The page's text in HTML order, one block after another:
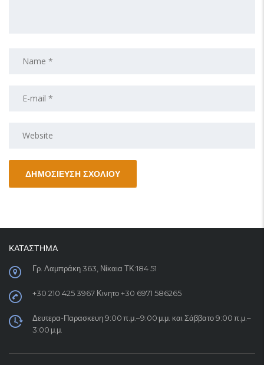
ΚΑΤΑΣΤΗΜΑ
Γρ. Λαμπράκη 363, Νίκαια ΤΚ:184 51
+30 210 425 3967 Κινητο +30 6971 586265
Δευτερα-Παρασκευη 9:00 π.μ.–9:00 μ.μ. και Σάββατο 9:00 π.μ.–
3:00 μ.μ.